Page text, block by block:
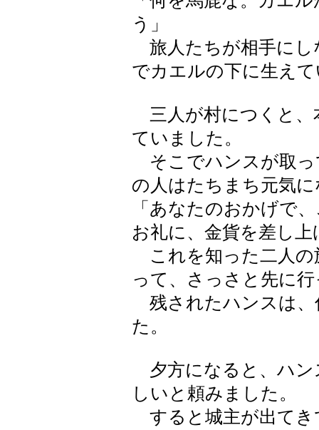
う」
旅人たちが相手にし
でカエルの下に生え
三人が村につくと、
ていました。
そこでハンスが取っ
の人はたちまち元気
「あなたのおかげで
お礼に、金貨を差し
これを知った二人の
って、さっさと先に
残されたハンスは、
た。
夕方になると、ハン
しいと頼みました。
すると城主が出てき